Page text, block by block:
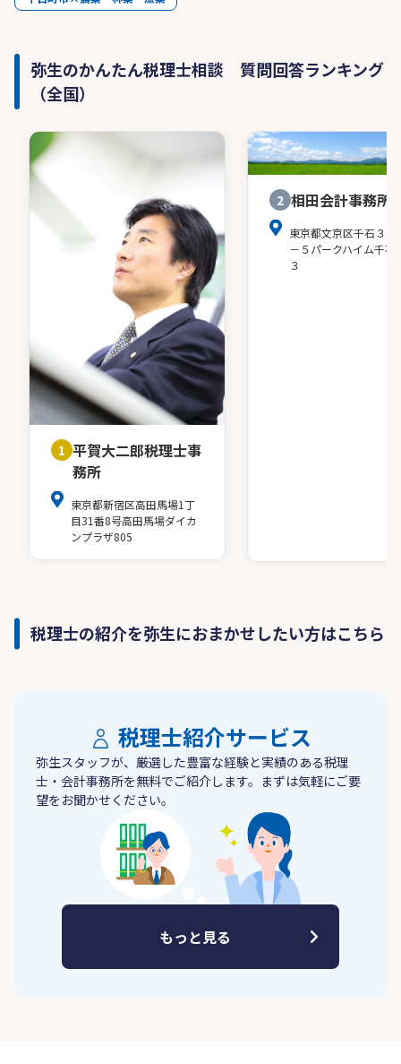
弥生のかんたん税理士相談 質問回答ランキング
（全国）
1 平賀大二郎税理士事
務所
東京都新宿区高田馬場1丁
目31番8号高田馬場ダイカ
ンプラザ805
2 相田会計事務所
東京都文京区千石３－
－５パークハイム千石
３
税理士の紹介を弥生におまかせしたい方はこちら
税理士紹介サービス
弥生スタッフが、厳選した豊富な経験と実績のある税理
士・会計事務所を無料でご紹介します。まずは気軽にご要
望をお聞かせください。
もっと見る